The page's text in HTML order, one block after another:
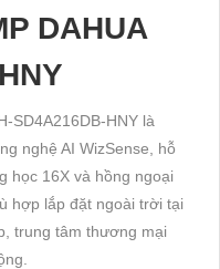
DAHUA
SD4A216DB-HNY là
nghệ AI WizSense, hỗ
học 16X và hồng ngoại
hợp lắp đặt ngoài trời tại
trung tâm thương mại